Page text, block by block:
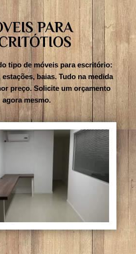
PARA
tipo de móveis para escritório:
estações, baias. Tudo na medida
preço. Solicite um orçamento
agora mesmo.